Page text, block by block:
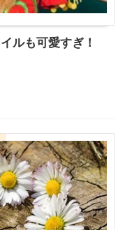
ルも可愛すぎ！